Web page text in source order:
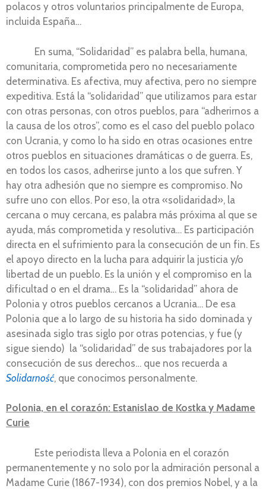
polacos y otros voluntarios principalmente de Europa,
incluida España…
En suma, “Solidaridad” es palabra bella, humana,
comunitaria, comprometida pero no necesariamente
determinativa. Es afectiva, muy afectiva, pero no siempre
expeditiva. Está la “solidaridad” que utilizamos para estar
con otras personas, con otros pueblos, para “adherirnos a
la causa de los otros”, como es el caso del pueblo polaco
con Ucrania, y como lo ha sido en otras ocasiones entre
otros pueblos en situaciones dramáticas o de guerra. Es,
en todos los casos, adherirse junto a los que sufren. Y
hay otra adhesión que no siempre es compromiso. No
sufre uno con ellos. Por eso, la otra «solidaridad», la
cercana o muy cercana, es palabra más próxima al que se
ayuda, más comprometida y resolutiva… Es participación
directa en el sufrimiento para la consecución de un fin. Es
el apoyo directo en la lucha para adquirir la justicia y/o
libertad de un pueblo. Es la unión y el compromiso en la
dificultad o en el drama… Es la “solidaridad” ahora de
Polonia y otros pueblos cercanos a Ucrania… De esa
Polonia que a lo largo de su historia ha sido dominada y
asesinada siglo tras siglo por otras potencias, y fue (y
sigue siendo) la “solidaridad” de sus trabajadores por la
consecución de sus derechos… que nos recuerda a
Solidarność, que conocimos personalmente.
Polonia, en el corazón: Estanislao de Kostka y Madame
Curie
Este periodista lleva a Polonia en el corazón
permanentemente y no solo por la admiración personal a
Madame Curie (1867-1934), con dos premios Nobel, y a la